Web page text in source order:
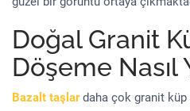
Doğal Granit
Döşeme Nasıl
Bazalt taşlardaha çok granit